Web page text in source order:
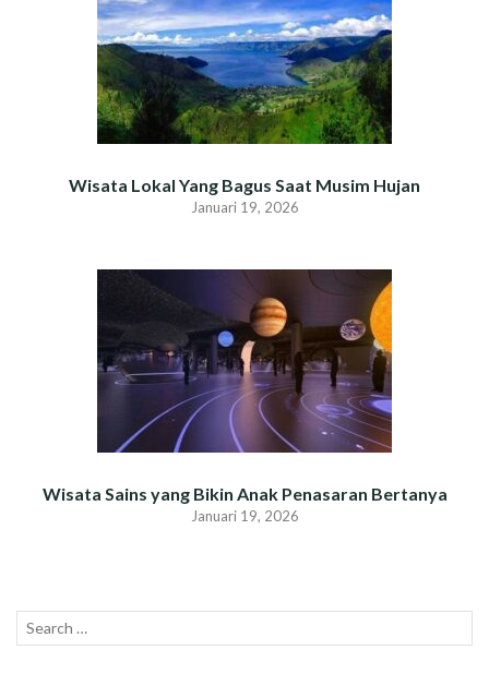
Wisata Lokal Yang Bagus Saat Musim Hujan
Januari 19, 2026
Wisata Sains yang Bikin Anak Penasaran Bertanya
Januari 19, 2026
Search